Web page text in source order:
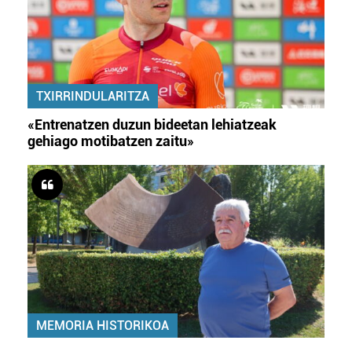
TXIRRINDULARITZA
«Entrenatzen duzun bideetan lehiatzeak
gehiago motibatzen zaitu»
MEMORIA HISTORIKOA